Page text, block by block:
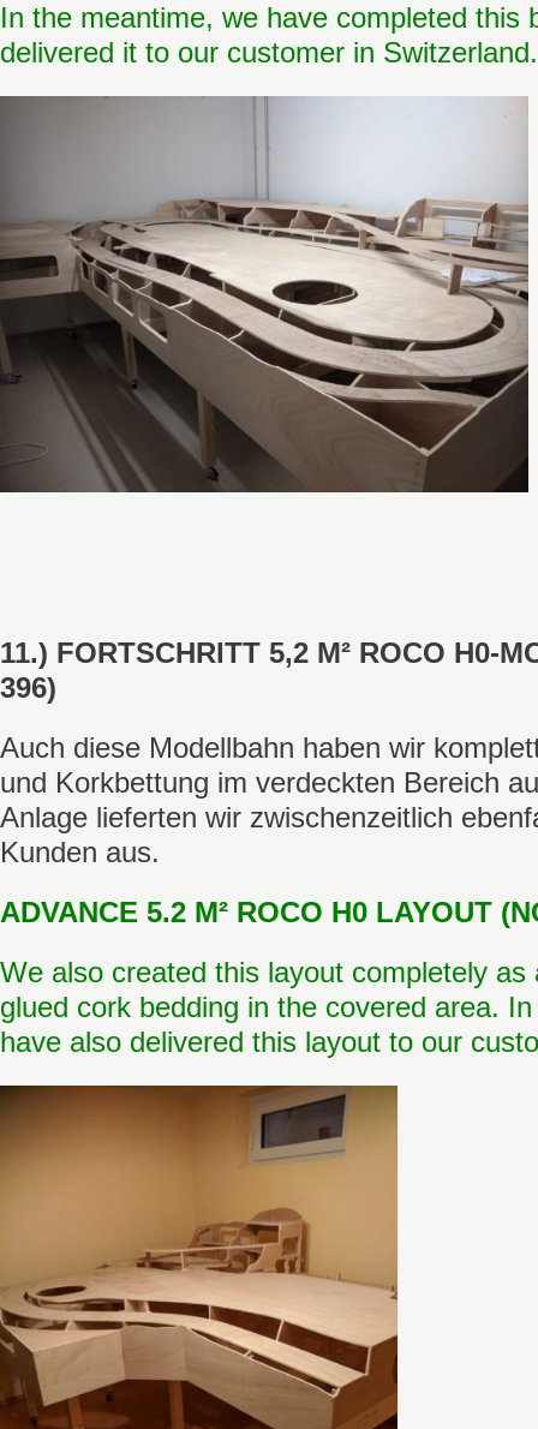
In the meantime, we have completed this
delivered it to our customer in Switzerland.
11.) FORTSCHRITT 5,2 M² ROCO H0-
396)
Auch diese Modellbahn haben wir
und Korkbettung im verdeckten Bereich
Anlage lieferten wir zwischenzeitlich
Kunden aus.
ADVANCE 5.2 M² ROCO H0 LAYOUT
We also created this layout completely as
glued cork bedding in the covered area.
have also delivered this layout to our